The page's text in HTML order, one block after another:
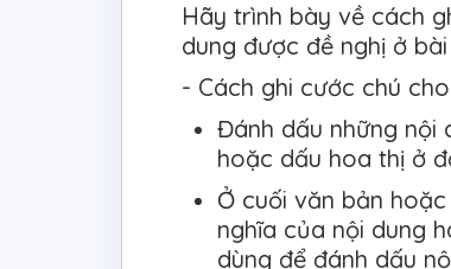
Hãy trình bày về cách
dung được đề nghị ở
- Cách ghi cước chú
Đánh dấu những nội
hoặc dấu hoa thị ở
Ở cuối văn bản
nghĩa của nội dung
dùng để đánh dấu